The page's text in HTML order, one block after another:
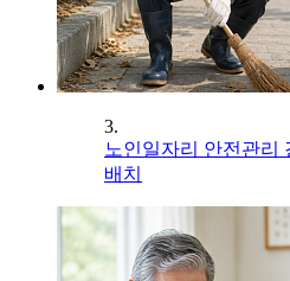
3.
노인일자리 안전관리
배치